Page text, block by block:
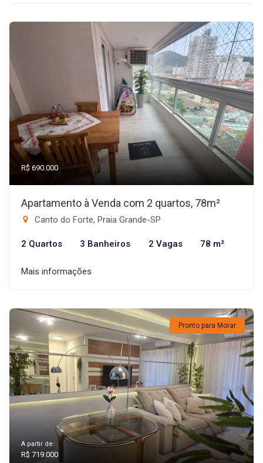
R$ 690.000
Apartamento à Venda com 2 quartos, 78m²
Canto do Forte, Praia Grande-SP
2 Quartos 3 Banheiros 2 Vagas 78 m²
Mais informações
Pronto para Morar
A partir de:
R$ 719.000